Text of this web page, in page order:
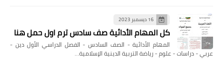
16 ديسمبر 2023
كل المهام الأدائية صف سادس ترم اول حمل هنا
المهام الأدائية - الصف السادس - الفصل الدراسي الأول دين -
عربي - دراسات - علوم - رياضة التربية الدينية الإسلامية…